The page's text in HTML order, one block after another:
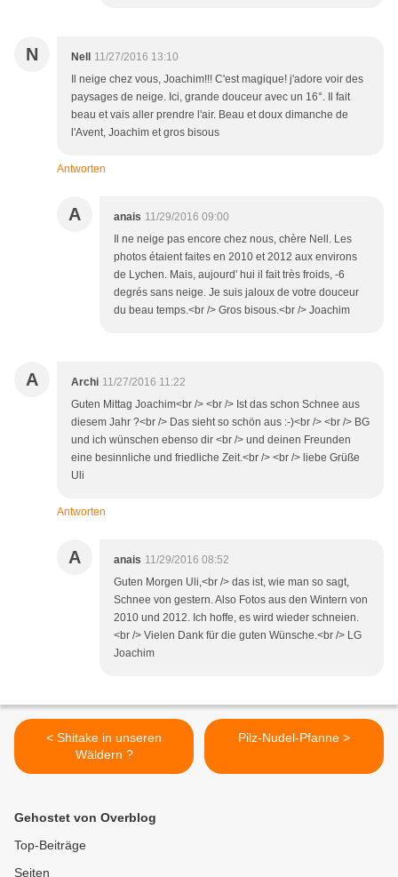
N Nell
11/27/2016 13:10
Il neige chez vous, Joachim!!! C'est magique! j'adore voir des
paysages de neige. Ici, grande douceur avec un 16°. Il fait
beau et vais aller prendre l'air. Beau et doux dimanche de
l'Avent, Joachim et gros bisous
Antworten
A anais 11/29/2016 09:00
Il ne neige pas encore chez nous, chère Nell. Les
photos étaient faites en 2010 et 2012 aux environs
de Lychen. Mais, aujourd' hui il fait très froids, -6
degrés sans neige. Je suis jaloux de votre douceur
du beau temps.<br /> Gros bisous.<br /> Joachim
A Archi 11/27/2016 11:22
Guten Mittag Joachim<br /> <br /> Ist das schon Schnee aus
diesem Jahr ?<br /> Das sieht so schön aus :-)<br /> <br /> BG
und ich wünschen ebenso dir <br /> und deinen Freunden
eine besinnliche und friedliche Zeit.<br /> <br /> liebe Grüße
Uli
Antworten
A anais 11/29/2016 08:52
Guten Morgen Uli,<br /> das ist, wie man so sagt,
Schnee von gestern. Also Fotos aus den Wintern von
2010 und 2012. Ich hoffe, es wird wieder schneien.
<br /> Vielen Dank für die guten Wünsche.<br /> LG
Joachim
< Shitake in unseren
Wäldern ?
Pilz-Nudel-Pfanne >
Gehostet von Overblog
Top-Beiträge
Seiten